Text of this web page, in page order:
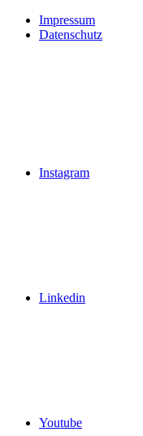
Impressum
Datenschutz
Instagram
Linkedin
Youtube